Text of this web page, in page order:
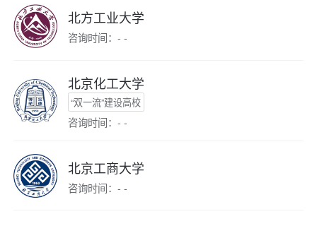
北方工业大学
咨询时间：- -
北京化工大学
“双一流”建设高校
咨询时间：- -
北京工商大学
咨询时间：- -